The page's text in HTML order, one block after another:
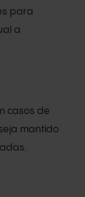
para
a
casos de
mantido